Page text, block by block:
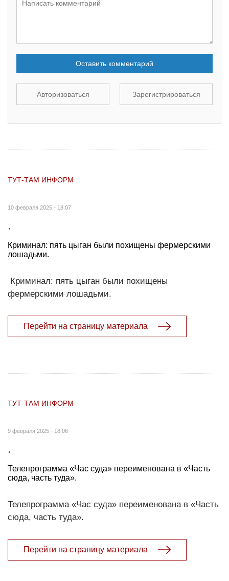
Оставить комментарий
Авторизоваться Зарегистрироваться
ТУТ-ТАМ ИНФОРМ
10 февраля 2025 - 18:07
.
Криминал: пять цыган были похищены фермерскими
лошадьми.
Криминал: пять цыган были похищены
фермерскими лошадьми.
Перейти на страницу материала
ТУТ-ТАМ ИНФОРМ
9 февраля 2025 - 18:06
.
Телепрограмма «Час суда» переименована в «Часть
сюда, часть туда».
Телепрограмма «Час суда» переименована в «Часть
сюда, часть туда».
Перейти на страницу материала